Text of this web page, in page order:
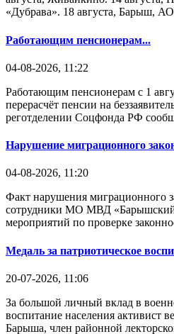
«Дубрава». 18 августа, Барыш,
Работающим пенсионерам...
04-08-2026, 11:22
Работающим пенсионерам с 1
перерасчёт пенсии на
реготделении Соцфонда РФ
Нарушение миграционного
04-08-2026, 11:20
Факт нарушения миграционного
сотрудники МО МВД
мероприятий по проверке
Медаль за патриотическое
20-07-2026, 11:06
За большой личный вклад в
воспитание населения активист
Барыша, член районной